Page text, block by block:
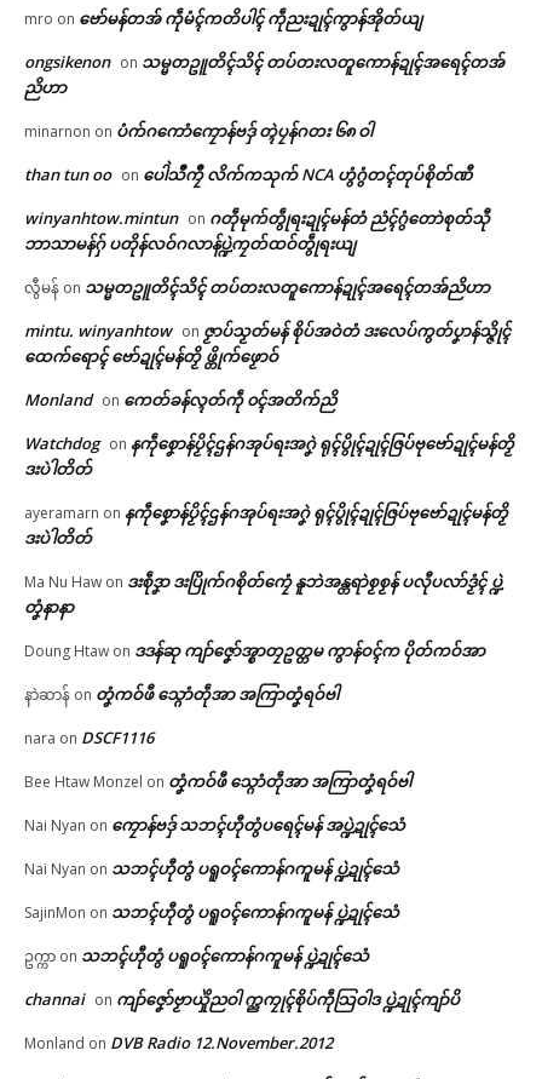
ဌာန်ပရိုၚ်ဗၠးၜးမန်
ရုဲစှ်
ပရိုၚ်လက္ကရဴအိုတ်
🏛 လညာတ်ပါ်ပဲါ
ညးဒါန်လိက်
ကေတ်အဆက်
Related
မန်ပ္ဍဲ မန်မ္ၚး သ္ဒးဒှ်မွဲမှပ် မွဲကသပ်
ရောၚ်
May 21, 2026
ဂၠံၚ်တရဴဂကူမန်ဂှ် စိုပ်မံၚ်ဂၠံၚ်လဵုရ
ရော …
March 23, 2026
တးဍုၚ်မန်ဏံ သၠုၚ်ပ္တိုန်အာ ပ
ရေၚ်ပံၚ်ကောံ (ပံၚ်တောဲ) ပၞာန်ရော
March 14, 2026
mro on ဗော်မန်တအ် ကဵုမံၚ်ကတိပါၚ် ကဵုညးဍုၚ်ကွာန်အိုတ်ယျ
ongsikenon on သမ္မတဥူတိၚ်သိၚ် တပ်တးလတူကောန်ဍုၚ်အရေၚ်တအ်
ညိဟာ
minarnon on ပံက်ဂကောံကၠောန်ဗဒှ် တ္ၚဲပၠန်ဂတး ၆၈ ဝါ
than tun oo on ပေါဲသဳကၠဳ လိက်ကသုက် NCA ဟွံဂွံတၚ်တုပ်စိုတ်ဏီ
winyanhtow.mintun on ဂတဵုမုက်တွဵုရးဍုၚ်မန်တံ ညံၚ်ဂွံတောဲစုတ်သီု
ဘာသာမန်ဂှ် ပတိုန်လဝ်ဂလာန်ပ္ဍဲကၠတ်ထဝ်တွဵုရးယျ
လွီမန် on သမ္မတဥူတိၚ်သိၚ် တပ်တးလတူကောန်ဍုၚ်အရေၚ်တအ်ညိဟာ
mintu. winyanhtow on ဇၟာပ်သၟတ်မန် စိုပ်အဝဲတံ ဒးလေပ်ကွတ်ပၞာန်သ္ဇိုၚ်
ထေက်ရောၚ် ဗော်ဍုၚ်မန်တၟိ ဖ္တိုက်ဖၟောဝ်
Monland on ကေတ်ခန်လ္ၚတ်ကဵု ၀ၚ်အတိက်ညိ
Watchdog on နကဵုစၞောန်ပၟိၚ်ဌန်ဂအုပ်ရးအဂၞဲ ရုၚ်ပွိုၚ်ဍုၚ်ဇြပ်ဗုဗော်ဍုၚ်မန်တၟိ
ဒးပဲါတိတ်
ayeramarn on နကဵုစၞောန်ပၟိၚ်ဌန်ဂအုပ်ရးအဂၞဲ ရုၚ်ပွိုၚ်ဍုၚ်ဇြပ်ဗုဗော်ဍုၚ်မန်တၟိ
ဒးပဲါတိတ်
Ma Nu Haw on ဒးစဵုဒၞာ ဒးပြိုက်ဂစိုတ်ကၠေံ နူဘဲအန္တရာဲစၟစၟန် ပလီုပလာ်ဒၟံၚ် ပ္ဍဲ
တၞံနာနာ
Doung Htaw on ဒဒန်ဆု ကျာ်ဇၞော်အ္စာတၠဥတ္တမ ကွာန်ဝၚ်က ပိုတ်ကဝ်အာ
နာဲဆာန် on တၞံကဝ်ဖီ သ္ဂောံတဵုအာ အကြာတၞံရဝ်ဗါ
nara on DSCF1116
Bee Htaw Monzel on တၞံကဝ်ဖီ သ္ဂောံတဵုအာ အကြာတၞံရဝ်ဗါ
Nai Nyan on ကၠောန်ဗဒှ် သဘၚ်ဟီုတွံပရေၚ်မန် အပ္ဍဲဍုၚ်သေံ
Nai Nyan on သဘၚ်ဟီုတွံ ပရူဝၚ်ကောန်ဂကူမန် ပ္ဍဲဍုၚ်သေံ
SajinMon on သဘၚ်ဟီုတွံ ပရူဝၚ်ကောန်ဂကူမန် ပ္ဍဲဍုၚ်သေံ
ဥက္ကာ on သဘၚ်ဟီုတွံ ပရူဝၚ်ကောန်ဂကူမန် ပ္ဍဲဍုၚ်သေံ
channai on ကျာ်ဇၞော်ဗၟာယှိုဲညဝါ က္ညကၠုၚ်စိုပ်ကဵုသြဝါဒ ပ္ဍဲဍုၚ်ကျာ်ပိ
Monland on DVB Radio 12.November.2012